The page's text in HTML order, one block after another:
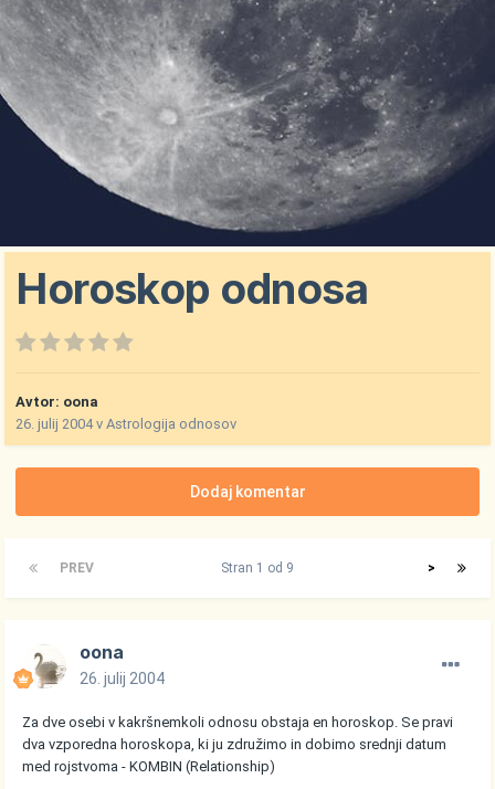
Horoskop odnosa
Avtor: oona
26. julij 2004vAstrologija odnosov
Dodaj komentar
PREV >
Stran 1 od 9
oona
26. julij 2004
Za dve osebi v kakršnemkoli odnosu obstaja en horoskop. Se pravi
dva vzporedna horoskopa, ki ju združimo in dobimo srednji datum
med rojstvoma - KOMBIN (Relationship)